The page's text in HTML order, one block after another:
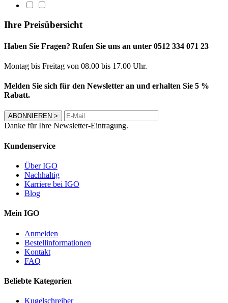
Ihre Preisübersicht
Haben Sie Fragen? Rufen Sie uns an unter 0512 334 071 23
Montag bis Freitag von 08.00 bis 17.00 Uhr.
Melden Sie sich für den Newsletter an und erhalten Sie 5 %
Rabatt.
ABONNIEREN >
Danke für Ihre Newsletter-Eintragung.
Kundenservice
Über IGO
Nachhaltig
Karriere bei IGO
Blog
Mein IGO
Anmelden
Bestellinformationen
Kontakt
FAQ
Beliebte Kategorien
Kugelschreiber